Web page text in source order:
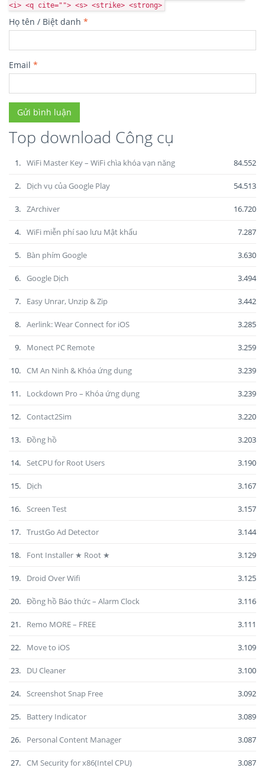
<i> <q cite=""> <s> <strike> <strong>
Họ tên / Biệt danh *
Email *
Top download Công cụ
1. WiFi Master Key – WiFi chìa khóa vạn năng 84.552
2. Dịch vụ của Google Play 54.513
3. ZArchiver 16.720
4. WiFi miễn phí sao lưu Mật khẩu 7.287
5. Bàn phím Google 3.630
6. Google Dịch 3.494
7. Easy Unrar, Unzip & Zip 3.442
8. Aerlink: Wear Connect for iOS 3.285
9. Monect PC Remote 3.259
10. CM An Ninh & Khóa ứng dụng 3.239
11. Lockdown Pro – Khóa ứng dụng 3.239
12. Contact2Sim 3.220
13. Đồng hồ 3.203
14. SetCPU for Root Users 3.190
15. Dịch 3.167
16. Screen Test 3.157
17. TrustGo Ad Detector 3.144
18. Font Installer ★ Root ★ 3.129
19. Droid Over Wifi 3.125
20. Đồng hồ Báo thức – Alarm Clock 3.116
21. Remo MORE – FREE 3.111
22. Move to iOS 3.109
23. DU Cleaner 3.100
24. Screenshot Snap Free 3.092
25. Battery Indicator 3.089
26. Personal Content Manager 3.087
27. CM Security for x86(Intel CPU) 3.087